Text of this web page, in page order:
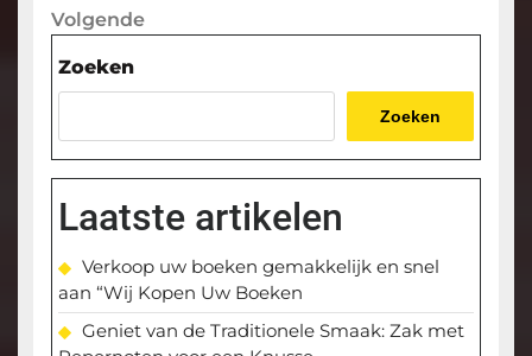
Volgende
Volgende
Zoeken
Zoeken
Laatste artikelen
Verkoop uw boeken gemakkelijk en snel
aan “Wij Kopen Uw Boeken
Geniet van de Traditionele Smaak: Zak met